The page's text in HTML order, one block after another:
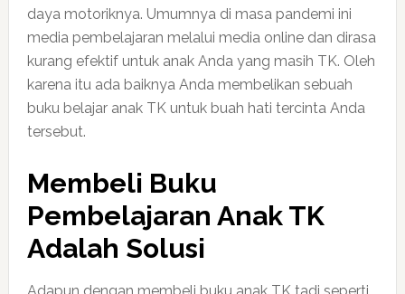
daya motoriknya. Umumnya di masa pandemi ini
media pembelajaran melalui media online dan dirasa
kurang efektif untuk anak Anda yang masih TK. Oleh
karena itu ada baiknya Anda membelikan sebuah
buku belajar anak TK untuk buah hati tercinta Anda
tersebut.
Membeli Buku
Pembelajaran Anak TK
Adalah Solusi